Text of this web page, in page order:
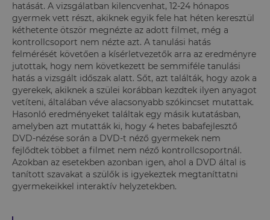
hatását. A vizsgálatban kilencvenhat, 12-24 hónapos
gyermek vett részt, akiknek egyik fele hat héten keresztül
kéthetente ötször megnézte az adott filmet, még a
kontrollcsoport nem nézte azt. A tanulási hatás
felmérését követően a kísérletvezetők arra az eredményre
jutottak, hogy nem következett be semmiféle tanulási
hatás a vizsgált időszak alatt. Sőt, azt találták, hogy azok a
gyerekek, akiknek a szülei korábban kezdtek ilyen anyagot
vetíteni, általában véve alacsonyabb szókincset mutattak.
Hasonló eredményeket találtak egy másik kutatásban,
amelyben azt mutatták ki, hogy 4 hetes babafejlesztő
DVD-nézése során a DVD-t néző gyermekek nem
fejlődtek többet a filmet nem néző kontrollcsoportnál.
Azokban az esetekben azonban igen, ahol a DVD által is
tanított szavakat a szülők is igyekeztek megtaníttatni
gyermekeikkel interaktív helyzetekben.